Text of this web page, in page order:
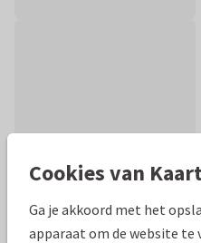
Cookies van
Ga je akkoord met het
apparaat om de website te